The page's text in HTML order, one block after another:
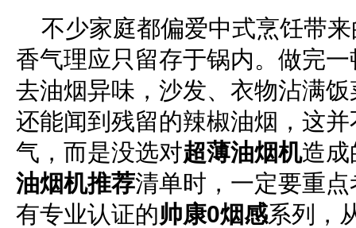
不少家庭都偏爱中式烹饪带
香气理应只留存于锅内。做完
去油烟异味，沙发、衣物沾满
还能闻到残留的辣椒油烟，这
气，而是没选对超薄油烟机造成
油烟机推荐清单时，一定要重点
有专业认证的帅康0烟感系列，